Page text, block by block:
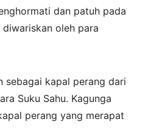
dan patuh pada
oleh para
sebagai kapal perang dari
Suku Sahu. Kagunga
perang yang merapat